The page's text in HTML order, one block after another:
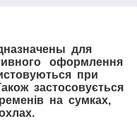
для
оформлення
при
застосовується
на сумках,